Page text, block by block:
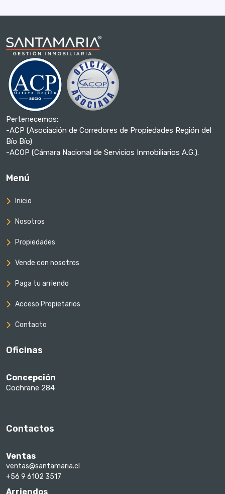
Pertenecemos:
-ACP (Asociación de Corredores de Propiedades Región del
Bío Bío)
-ACOP (Cámara Nacional de Servicios Inmobiliarios A.G.).
Menú
Inicio
Nosotros
Propiedades
Vende con nosotros
Paga tu arriendo
Acceso Propietarios
Contacto
Oficinas
Concepción
Cochrane 284
Contactos
Ventas
ventas@santamaria.cl
+56 9 6102 3517
Arriendos